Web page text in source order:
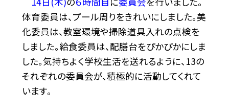
体育委員は、プール周りをきれいにしました。美
化委員は、教室環境や掃除道具入れの点検を
しました。給食委員は、配膳台をぴかぴかにしま
した。気持ちよく学校生活を送れるように、13の
それぞれの委員会が、積極的に活動してくれて
います。